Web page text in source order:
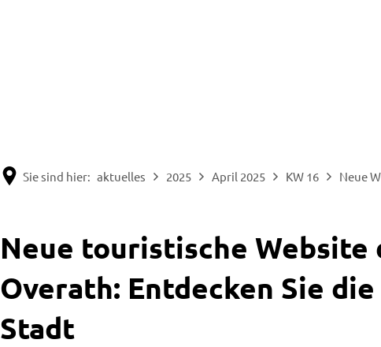
Sie sind hier: aktuelles 2025 April 2025 KW 16 Neue
Neue touristische Website
Overath: Entdecken Sie
Stadt